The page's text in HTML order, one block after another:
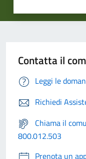
Contatta il
Leggi le
Richiedi
Chiama il
800.012.503
Prenota un